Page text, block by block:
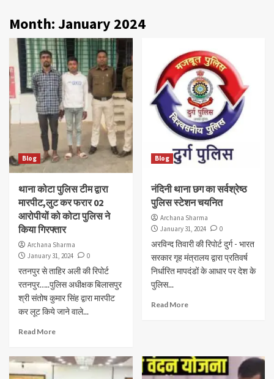
Month:January 2024
Blog
थाना कोटा पुलिस टीम द्वारा
मारपीट,लुट कर फरार 02
आरोपीयों को कोटा पुलिस ने
किया गिरफ्तार
Archana Sharma
January 31, 2024
0
रतनपुर से ताहिर अली की रिपोर्ट
रतनपुर…..पुलिस अधीक्षक बिलासपुर
श्री संतोष कुमार सिंह द्वारा मारपीट
कर लूट किये जाने वाले...
Read More
Blog
नंदिनी थाना छग का सर्वश्रेष्ठ
पुलिस स्टेशन चयनित
Archana Sharma
January 31, 2024
0
अरविन्द तिवारी की रिपोर्ट दुर्ग - भारत
सरकार गृह मंत्रालय द्वारा प्रतिवर्ष
निर्धारित मापदंडों के आधार पर देश के
पुलिस...
Read More